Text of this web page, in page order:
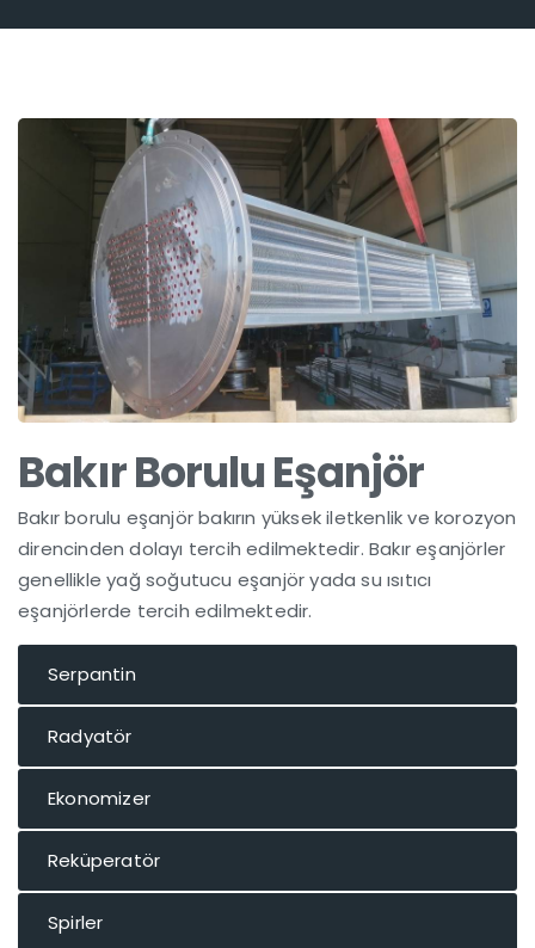
Bakır Borulu Eşanjör
Bakır borulu eşanjör bakırın yüksek iletkenlik ve korozyon
direncinden dolayı tercih edilmektedir. Bakır eşanjörler
genellikle yağ soğutucu eşanjör yada su ısıtıcı
eşanjörlerde tercih edilmektedir.
Serpantin
Radyatör
Ekonomizer
Reküperatör
Spirler